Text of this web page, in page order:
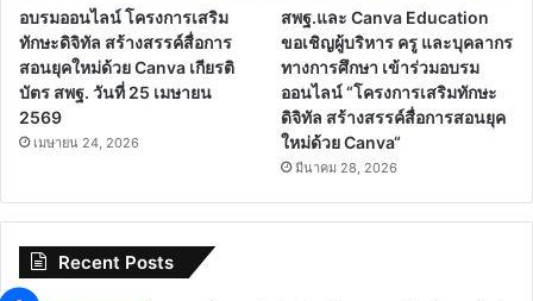
อบรมออนไลน์ โครงการเสริม
ทักษะดิจิทัล สร้างสรรค์สื่อการ
สอนยุคใหม่ด้วย Canva เกียรติ
บัตร สพฐ. วันที่ 25 เมษายน
2569
เมษายน 24, 2026
สพฐ.และ Canva Education
ขอเชิญผู้บริหาร ครู และบุคลากร
ทางการศึกษา เข้าร่วมอบรม
ออนไลน์ “โครงการเสริมทักษะ
ดิจิทัล สร้างสรรค์สื่อการสอนยุค
ใหม่ด้วย Canva“
มีนาคม 28, 2026
Recent Posts